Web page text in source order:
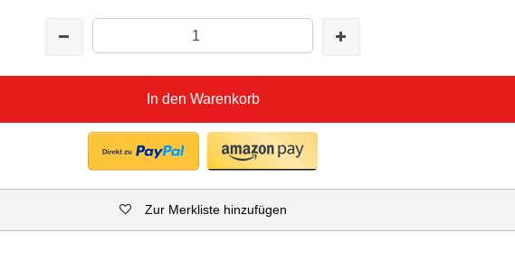
In den Warenkorb
Zur Merkliste hinzufügen